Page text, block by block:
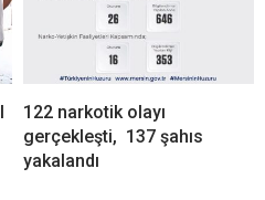
122 narkotik olayı
gerçekleşti, 137 şahıs
yakalandı